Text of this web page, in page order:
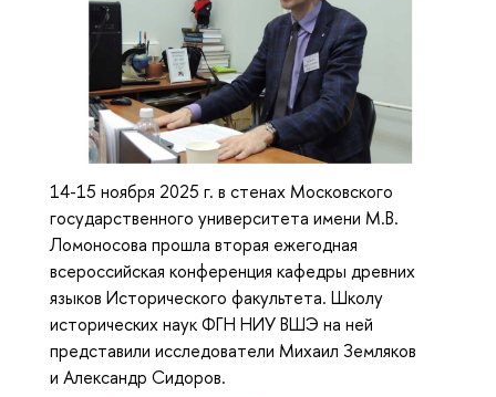
14-15 ноября 2025 г. в стенах Московского
государственного университета имени М.В.
Ломоносова прошла вторая ежегодная
всероссийская конференция кафедры древних
языков Исторического факультета. Школу
исторических наук ФГН НИУ ВШЭ на ней
представили исследователи Михаил Земляков
и Александр Сидоров.